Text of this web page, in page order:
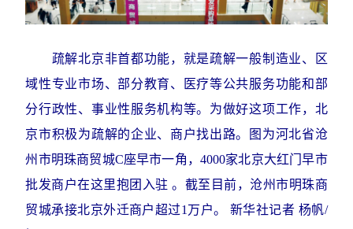
疏解北京非首都功能，就是疏解一般制造业、区
域性专业市场、部分教育、医疗等公共服务功能和部
分行政性、事业性服务机构等。为做好这项工作，北
京市积极为疏解的企业、商户找出路。图为河北省沧
州市明珠商贸城C座早市一角，4000家北京大红门早市
批发商户在这里抱团入驻 。截至目前，沧州市明珠商
贸城承接北京外迁商户超过1万户。 新华社记者 杨帆/